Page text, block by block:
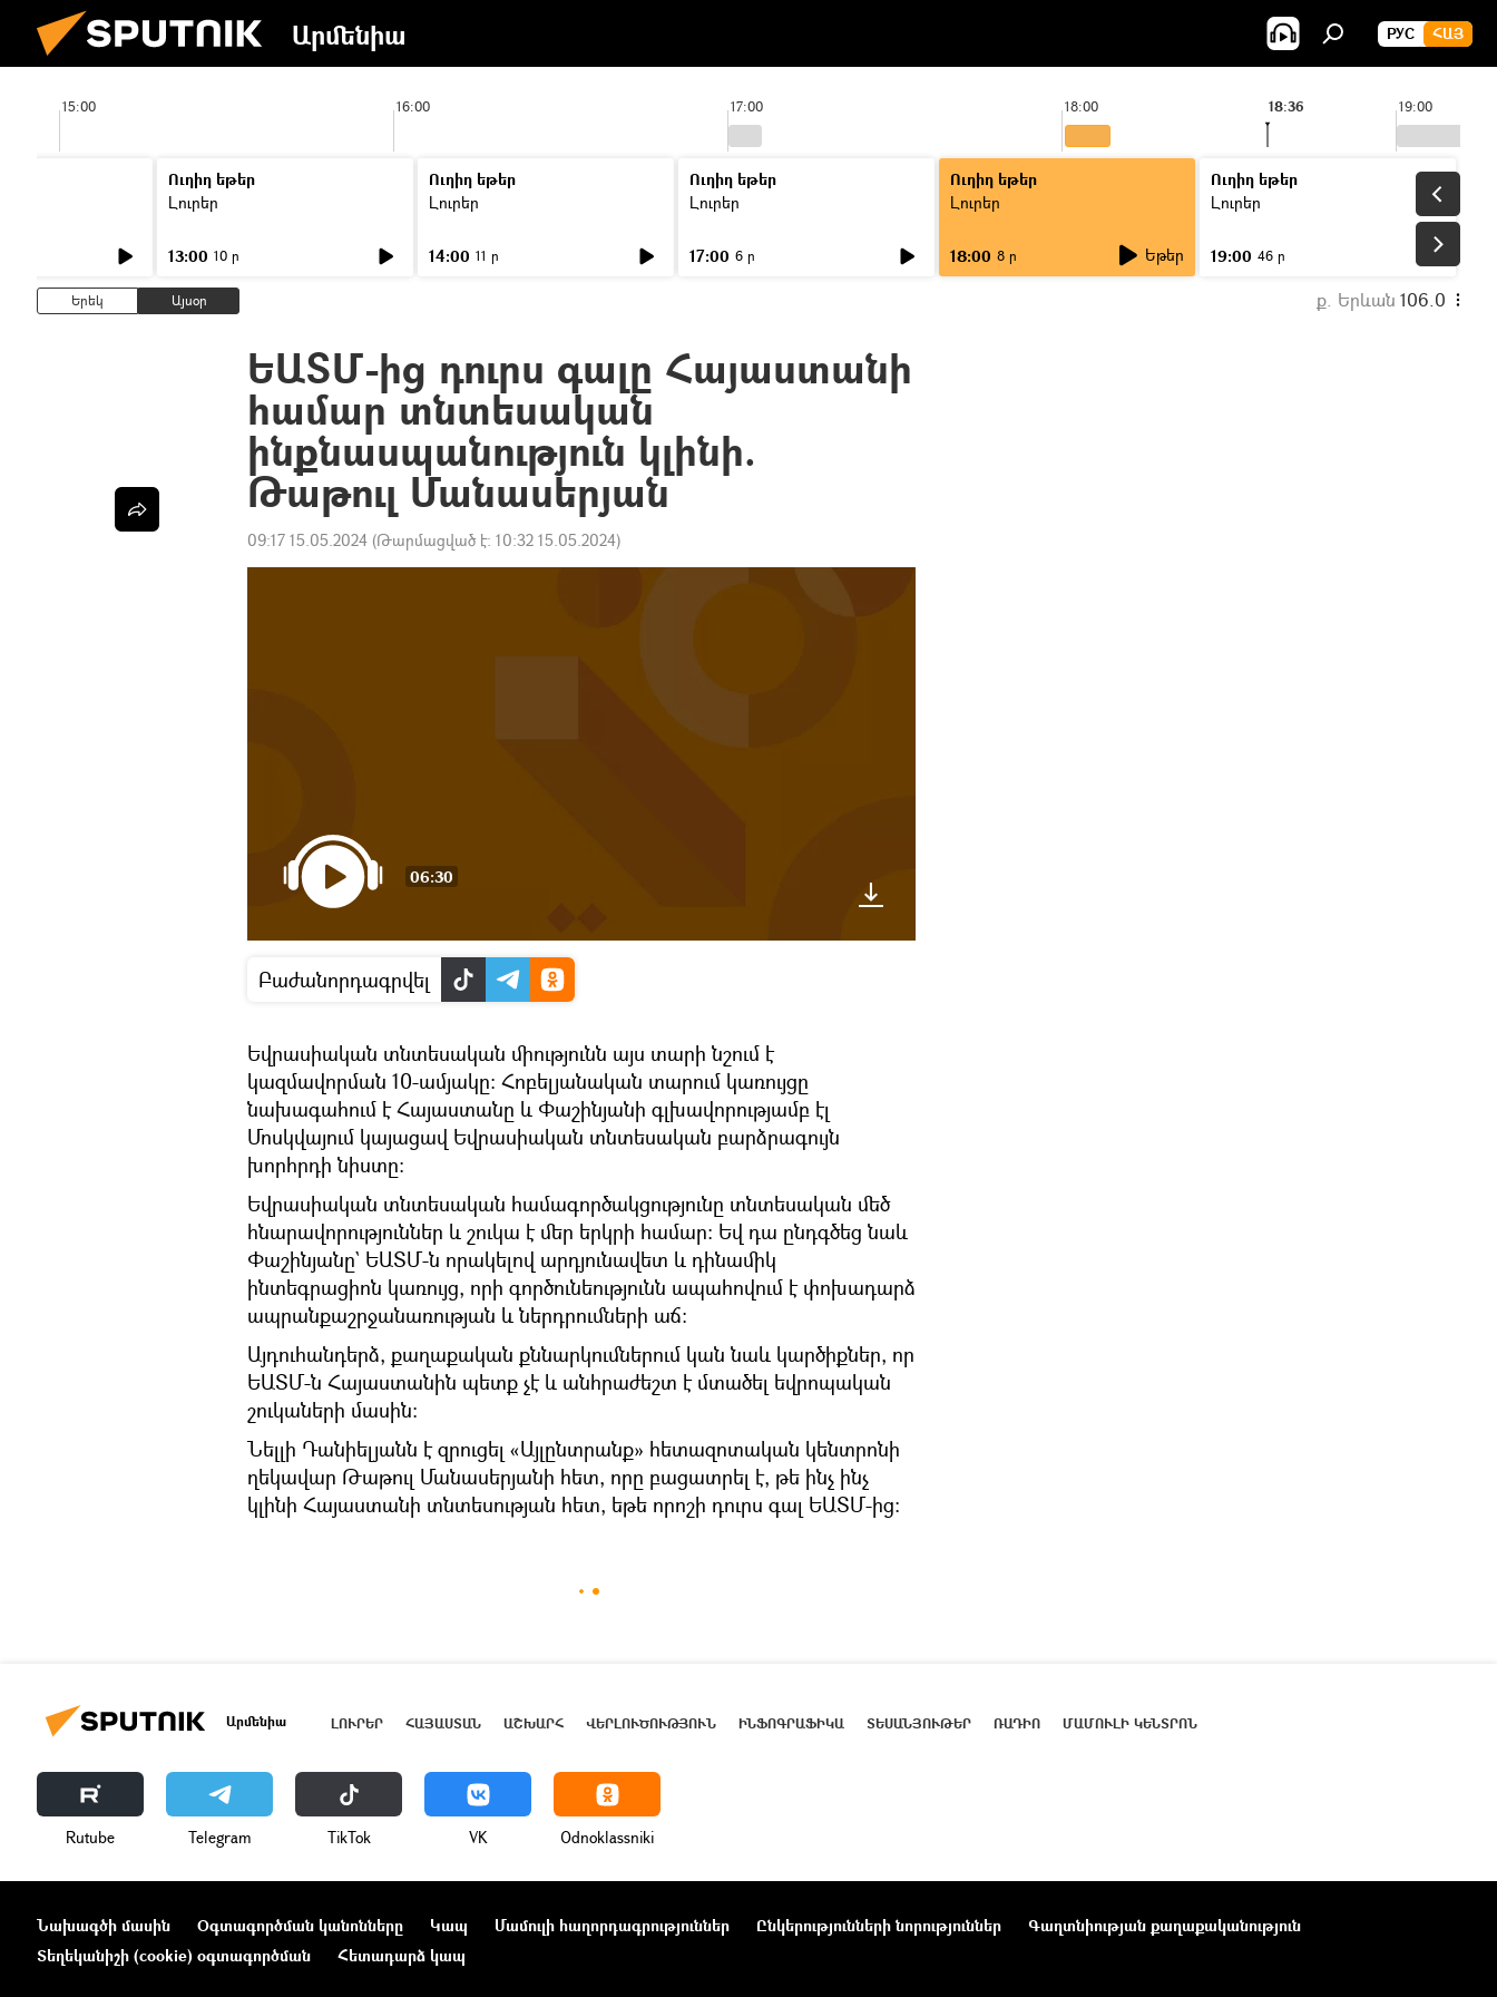
Արմենիա РУС ՀԱՅ
15:00 16:00 17:00 18:00 19:00
18:36
Ուղիղ եթեր
Լուրեր
13:00 10 ր
Ուղիղ եթեր
Լուրեր
14:00 11 ր
Ուղիղ եթեր
Լուրեր
17:00 6 ր
Ուղիղ եթեր
Լուրեր
18:00 8 ր Եթեր
Ուղիղ եթեր
Լուրեր
19:00 46 ր
Երեկ Այսօր ք. Երևան 106.0
ԵԱՏՄ-ից դուրս գալը Հայաստանի
համար տնտեսական
ինքնասպանություն կլինի.
Թաթուլ Մանասերյան
09:17 15.05.2024 (Թարմացված է: 10:32 15.05.2024)
06:30
Բաժանորդագրվել
Եվրասիական տնտեսական միությունն այս տարի նշում է
կազմավորման 10-ամյակը։ Հոբելյանական տարում կառույցը
նախագահում է Հայաստանը և Փաշինյանի գլխավորությամբ էլ
Մոսկվայում կայացավ Եվրասիական տնտեսական բարձրագույն
խորհրդի նիստը։
Եվրասիական տնտեսական համագործակցությունը տնտեսական մեծ
հնարավորություններ և շուկա է մեր երկրի համար։ Եվ դա ընդգծեց նաև
Փաշինյանը` ԵԱՏՄ-ն որակելով արդյունավետ և դինամիկ
ինտեգրացիոն կառույց, որի գործունեությունն ապահովում է փոխադարձ
ապրանքաշրջանառության և ներդրումների աճ։
Այդուհանդերձ, քաղաքական քննարկումներում կան նաև կարծիքներ, որ
ԵԱՏՄ-ն Հայաստանին պետք չէ և անհրաժեշտ է մտածել եվրոպական
շուկաների մասին։
Նելլի Դանիելյանն է զրուցել «Այլընտրանք» հետազոտական կենտրոնի
ղեկավար Թաթուլ Մանասերյանի հետ, որը բացատրել է, թե ինչ ինչ
կլինի Հայաստանի տնտեսության հետ, եթե որոշի դուրս գալ ԵԱՏՄ-ից։
Արմենիա ԼՈՒՐԵՐ ՀԱՅԱՍՏԱՆ ԱՇԽԱՐՀ ՎԵՐԼՈՒԾՈՒԹՅՈՒՆ ԻՆՖՈԳՐԱՖԻԿԱ ՏԵՍԱՆՅՈՒԹԵՐ ՌԱԴԻՈ ՄԱՄՈՒԼԻ ԿԵՆՏՐՈՆ
Rutube Telegram ТikТоk VK Odnoklassniki
Նախագծի մասին Օգտագործման կանոնները Կապ Մամուլի հաղորդագրություններ Ընկերությունների նորություններ
Գաղտնիության քաղաքականություն
Տեղեկանիշի (cookie) օգտագործման
Հետադարձ կապ